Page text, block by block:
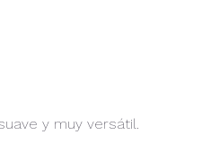
y muy versátil.